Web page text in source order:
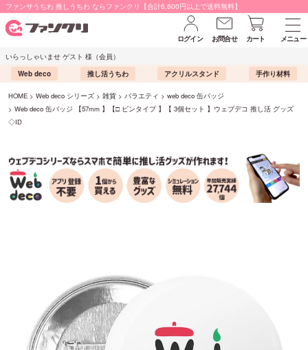
ファンサうちわ 推しうちわ ならファンクリ【合計6,600円以上で送料無料】
ログイン お問合せ カート
メニュー
いらっしゃいませ ゲスト 様（会員）
Web deco
推し活うちわ アクリルスタンド 手作り材料
HOME Web deco シリーズ 雑貨 バラエティ
web deco 缶バッジ
Web deco 缶バッジ 【57mm 】【□ ピンタイプ 】【 3個セット 】ウェブデコ 推し活 グッズ
◇ID